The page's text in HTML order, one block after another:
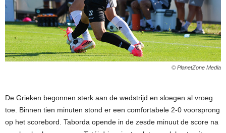
© PlanetZone Media
De Grieken begonnen sterk aan de wedstrijd en sloegen al vroeg
toe. Binnen tien minuten stond er een comfortabele 2-0 voorsprong
op het scorebord. Taborda opende in de zesde minuut de score na